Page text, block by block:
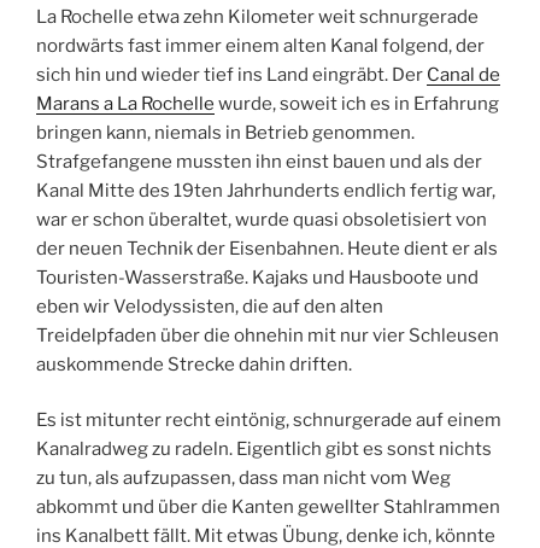
La Rochelle etwa zehn Kilometer weit schnurgerade
nordwärts fast immer einem alten Kanal folgend, der
sich hin und wieder tief ins Land eingräbt. Der Canal de
Marans a La Rochelle wurde, soweit ich es in Erfahrung
bringen kann, niemals in Betrieb genommen.
Strafgefangene mussten ihn einst bauen und als der
Kanal Mitte des 19ten Jahrhunderts endlich fertig war,
war er schon überaltet, wurde quasi obsoletisiert von
der neuen Technik der Eisenbahnen. Heute dient er als
Touristen-Wasserstraße. Kajaks und Hausboote und
eben wir Velodyssisten, die auf den alten
Treidelpfaden über die ohnehin mit nur vier Schleusen
auskommende Strecke dahin driften.
Es ist mitunter recht eintönig, schnurgerade auf einem
Kanalradweg zu radeln. Eigentlich gibt es sonst nichts
zu tun, als aufzupassen, dass man nicht vom Weg
abkommt und über die Kanten gewellter Stahlrammen
ins Kanalbett fällt. Mit etwas Übung, denke ich, könnte